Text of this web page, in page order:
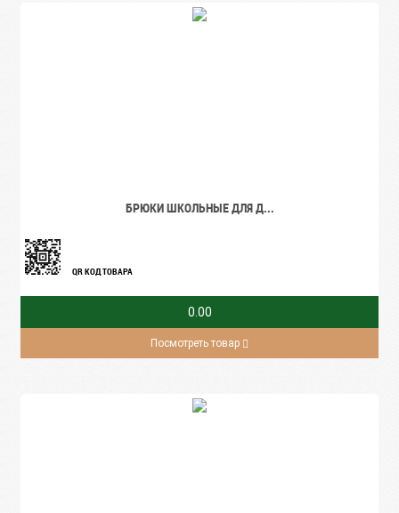
БРЮКИ ШКОЛЬНЫЕ ДЛЯ Д...
QR КОД ТОВАРА
0.00
Посмотреть товар